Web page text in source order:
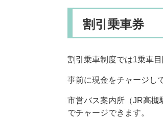
割引乗車券
割引乗車制度では1乗車
事前に現金をチャージし
市営バス案内所（JR高槻
でチャージできます。